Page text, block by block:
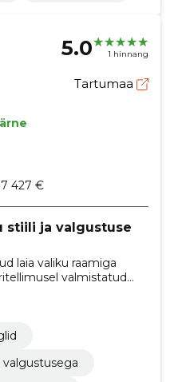
5.0 1 hinnang
Tartumaa
427 €
stiili ja valgustuse
laia valiku raamiga
valmistatud
kvaliteetseid
värvitoonides
valgustusega